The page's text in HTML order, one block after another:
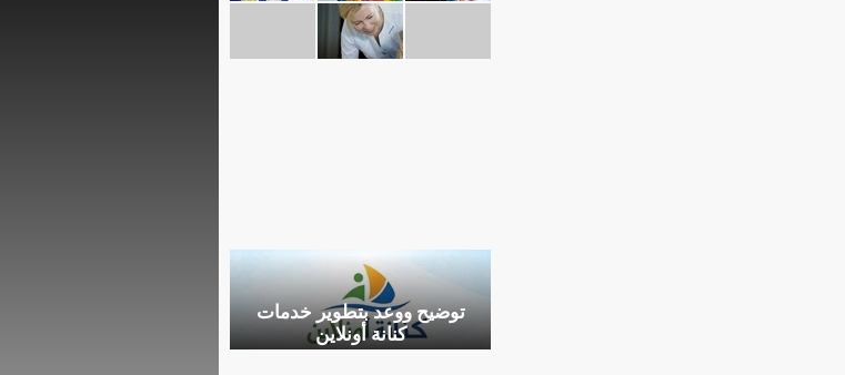
توضيح ووعد بتطوير خدمات
كنانة أونلاين